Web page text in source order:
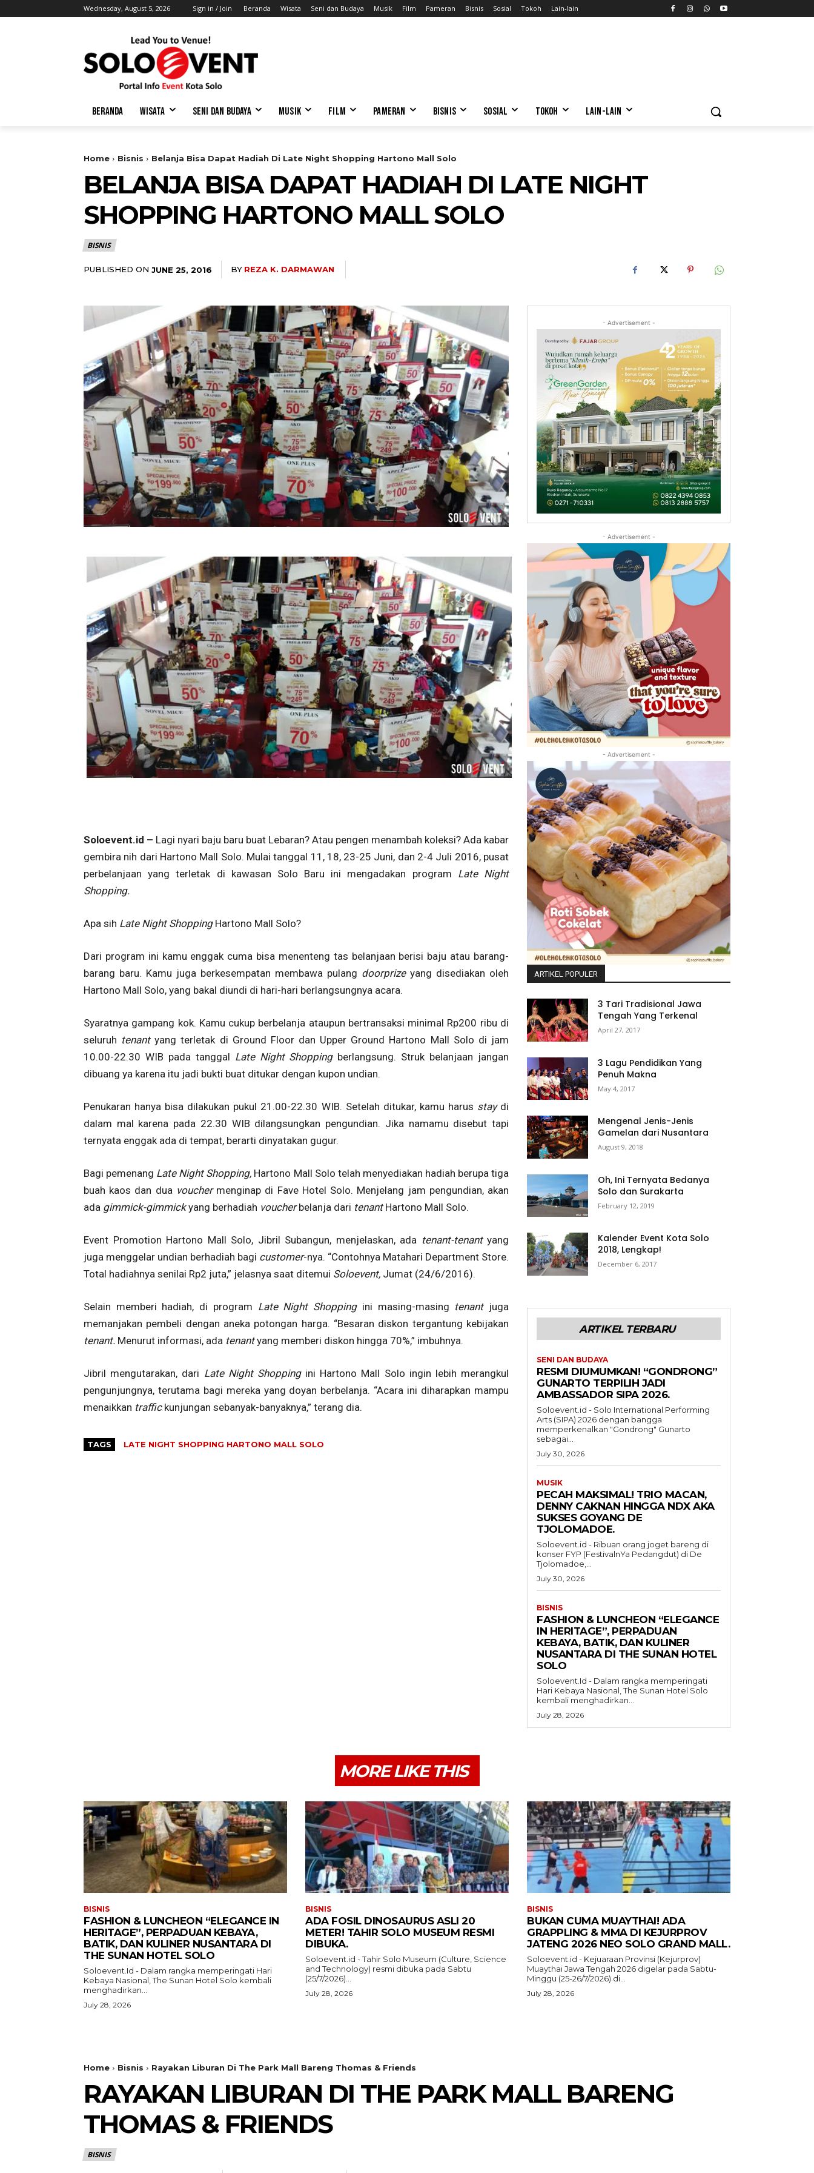
Wednesday, August 5, 2026 Sign in / Join Beranda Wisata Seni dan Budaya Musik Film Pameran Bisnis Sosial Tokoh Lain-lain
BERANDA WISATA SENI DAN BUDAYA MUSIK FILM PAMERAN BISNIS SOSIAL TOKOH LAIN-LAIN
Home Bisnis Belanja Bisa Dapat Hadiah Di Late Night Shopping Hartono Mall Solo
BELANJA BISA DAPAT HADIAH DI LATE NIGHT
SHOPPING HARTONO MALL SOLO
BISNIS
PUBLISHED ON JUNE 25, 2016 BY REZA K. DARMAWAN
- Advertisement -
Soloevent.id – Lagi nyari baju baru buat Lebaran? Atau pengen menambah koleksi? Ada kabar
gembira nih dari Hartono Mall Solo. Mulai tanggal 11, 18, 23-25 Juni, dan 2-4 Juli 2016, pusat
perbelanjaan yang terletak di kawasan Solo Baru ini mengadakan program Late Night
Shopping.
Apa sih Late Night Shopping Hartono Mall Solo?
Dari program ini kamu enggak cuma bisa menenteng tas belanjaan berisi baju atau barang-
barang baru. Kamu juga berkesempatan membawa pulang doorprize yang disediakan oleh
Hartono Mall Solo, yang bakal diundi di hari-hari berlangsungnya acara.
Syaratnya gampang kok. Kamu cukup berbelanja ataupun bertransaksi minimal Rp200 ribu di
seluruh tenantyang terletak di Ground Floor dan Upper Ground Hartono Mall Solo di jam
10.00-22.30 WIB pada tanggal Late Night Shopping berlangsung. Struk belanjaan jangan
dibuang ya karena itu jadi bukti buat ditukar dengan kupon undian.
Penukaran hanya bisa dilakukan pukul 21.00-22.30 WIB. Setelah ditukar, kamu harus stay di
dalam mal karena pada 22.30 WIB dilangsungkan pengundian. Jika namamu disebut tapi
ternyata enggak ada di tempat, berarti dinyatakan gugur.
Bagi pemenang Late Night Shopping, Hartono Mall Solo telah menyediakan hadiah berupa tiga
buah kaos dan dua voucher menginap di Fave Hotel Solo. Menjelang jam pengundian, akan
ada gimmick-gimmickyang berhadiah voucherbelanja dari tenant Hartono Mall Solo.
Event Promotion Hartono Mall Solo, Jibril Subangun, menjelaskan, ada tenant-tenant yang
juga menggelar undian berhadiah bagi customer-nya. “Contohnya Matahari Department Store.
Total hadiahnya senilai Rp2 juta,” jelasnya saat ditemui Soloevent, Jumat (24/6/2016).
Selain memberi hadiah, di program Late Night Shopping ini masing-masing tenant juga
memanjakan pembeli dengan aneka potongan harga. “Besaran diskon tergantung kebijakan
tenant. Menurut informasi, ada tenantyang memberi diskon hingga 70%,” imbuhnya.
Jibril mengutarakan, dari Late Night Shopping ini Hartono Mall Solo ingin lebih merangkul
pengunjungnya, terutama bagi mereka yang doyan berbelanja. “Acara ini diharapkan mampu
menaikkan traffic kunjungan sebanyak-banyaknya,” terang dia.
TAGS LATE NIGHT SHOPPING HARTONO MALL SOLO
- Advertisement -
- Advertisement -
ARTIKEL POPULER
3 Tari Tradisional Jawa
Tengah Yang Terkenal
April 27, 2017
3 Lagu Pendidikan Yang
Penuh Makna
May 4, 2017
Mengenal Jenis-Jenis
Gamelan dari Nusantara
August 9, 2018
Oh, Ini Ternyata Bedanya
Solo dan Surakarta
February 12, 2019
Kalender Event Kota Solo
2018, Lengkap!
December 6, 2017
ARTIKEL TERBARU
SENI DAN BUDAYA
RESMI DIUMUMKAN! “GONDRONG”
GUNARTO TERPILIH JADI
AMBASSADOR SIPA 2026.
Soloevent.id - Solo International Performing
Arts (SIPA) 2026 dengan bangga
memperkenalkan "Gondrong" Gunarto
sebagai...
July 30, 2026
MUSIK
PECAH MAKSIMAL! TRIO MACAN,
DENNY CAKNAN HINGGA NDX AKA
SUKSES GOYANG DE
TJOLOMADOE.
Soloevent.id - Ribuan orang joget bareng di
konser FYP (FestivalnYa Pedangdut) di De
Tjolomadoe,...
July 30, 2026
BISNIS
FASHION & LUNCHEON “ELEGANCE
IN HERITAGE”, PERPADUAN
KEBAYA, BATIK, DAN KULINER
NUSANTARA DI THE SUNAN HOTEL
SOLO
Soloevent.Id - Dalam rangka memperingati
Hari Kebaya Nasional, The Sunan Hotel Solo
kembali menghadirkan...
July 28, 2026
MORE LIKE THIS
BISNIS
FASHION & LUNCHEON “ELEGANCE IN
HERITAGE”, PERPADUAN KEBAYA,
BATIK, DAN KULINER NUSANTARA DI
THE SUNAN HOTEL SOLO
Soloevent.Id - Dalam rangka memperingati Hari
Kebaya Nasional, The Sunan Hotel Solo kembali
menghadirkan...
July 28, 2026
BISNIS
ADA FOSIL DINOSAURUS ASLI 20
METER! TAHIR SOLO MUSEUM RESMI
DIBUKA.
Soloevent.id - Tahir Solo Museum (Culture, Science
and Technology) resmi dibuka pada Sabtu
(25/7/2026)...
July 28, 2026
BISNIS
BUKAN CUMA MUAYTHAI! ADA
GRAPPLING & MMA DI KEJURPROV
JATENG 2026 NEO SOLO GRAND MALL.
Soloevent.id - Kejuaraan Provinsi (Kejurprov)
Muaythai Jawa Tengah 2026 digelar pada Sabtu-
Minggu (25-26/7/2026) di...
July 28, 2026